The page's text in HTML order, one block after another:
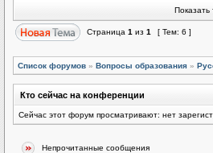
Показать
Страница 1 из 1 [ Тем: 6 ]
Список форумов » Вопросы образования »
Кто сейчас на конференции
Сейчас этот форум просматривают: нет
Непрочитанные сообщения